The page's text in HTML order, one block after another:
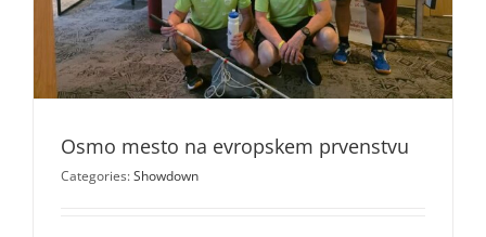
Osmo mesto na evropskem prvenstvu
Categories:Showdown